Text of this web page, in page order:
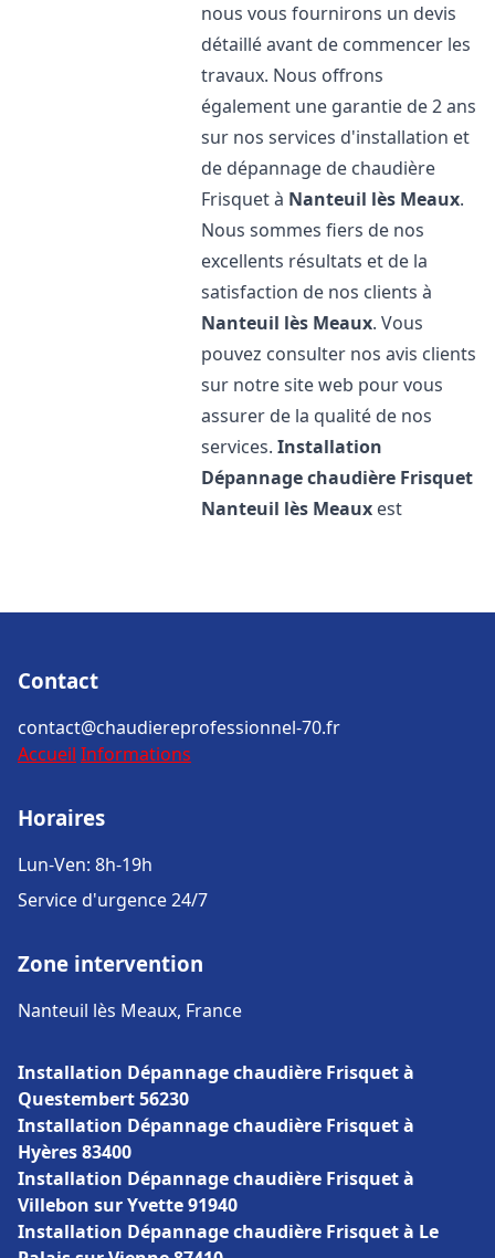
nous vous fournirons un devis
détaillé avant de commencer les
travaux. Nous offrons
également une garantie de 2 ans
sur nos services d'installation et
de dépannage de chaudière
Frisquet à Nanteuil lès Meaux.
Nous sommes fiers de nos
excellents résultats et de la
satisfaction de nos clients à
Nanteuil lès Meaux. Vous
pouvez consulter nos avis clients
sur notre site web pour vous
assurer de la qualité de nos
services.Installation
Dépannage chaudière Frisquet
Nanteuil lès Meaux est
Contact
contact@chaudiereprofessionnel-70.fr
Accueil Informations
Horaires
Lun-Ven: 8h-19h
Service d'urgence 24/7
Zone intervention
Nanteuil lès Meaux, France
Installation Dépannage chaudière Frisquet à
Questembert 56230
Installation Dépannage chaudière Frisquet à
Hyères 83400
Installation Dépannage chaudière Frisquet à
Villebon sur Yvette 91940
Installation Dépannage chaudière Frisquet à Le